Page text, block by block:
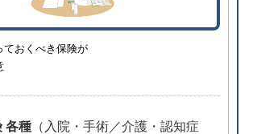
ておくべき保険が
各種 （入院・手術／介護・認知症